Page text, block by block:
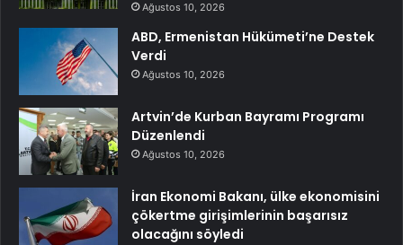
Ağustos 10, 2026
ABD, Ermenistan Hükümeti’ne Destek
Verdi
Ağustos 10, 2026
Artvin’de Kurban Bayramı Programı
Düzenlendi
Ağustos 10, 2026
İran Ekonomi Bakanı, ülke ekonomisini
çökertme girişimlerinin başarısız
olacağını söyledi